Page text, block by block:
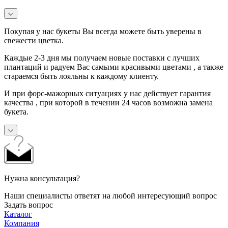
Покупая у нас букеты Вы всегда можете быть уверены в
свежести цветка.
Каждые 2-3 дня мы получаем новые поставки с лучших
плантаций и радуем Вас самыми красивыми цветами , а также
стараемся быть лояльны к каждому клиенту.
И при форс-мажорных ситуациях у нас действует гарантия
качества , при которой в течении 24 часов возможна замена
букета.
Нужна консультация?
Наши специалисты ответят на любой интересующий вопрос
Задать вопрос
Каталог
Компания